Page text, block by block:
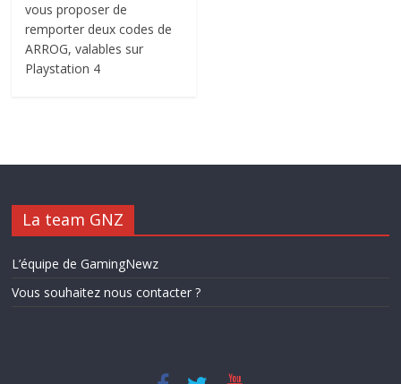
vous proposer de
remporter deux codes de
ARROG, valables sur
Playstation 4
La team GNZ
L’équipe de GamingNewz
Vous souhaitez nous contacter ?